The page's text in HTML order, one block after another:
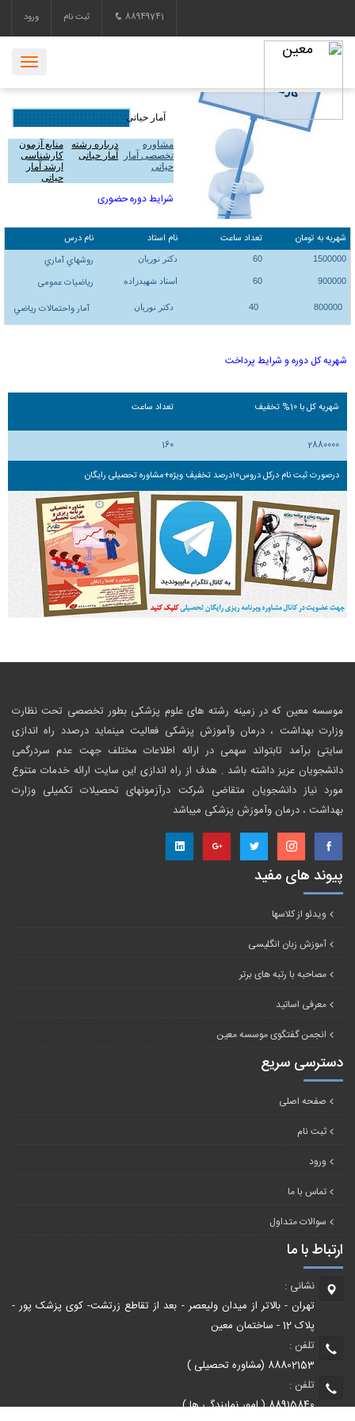
ورود ثبت نام 88949741
آمار حیاتی
مشاوره
تخصصی آمار
حیاتی
درباره رشته
آمار حیاتی
منابع آزمون
کارشناسی
ارشد آمار
حیاتی
شرایط دوره حضوری
شهریه به تومان تعداد ساعت نام استاد نام درس
1500000
60 دکتر نوریان روشهاي آماري
900000
60 استاد شهیدزاده ریاضیات عمومی
800000
40 دکتر نوریان آمار واحتمالات رياضي
شهریه کل دوره و شرایط پرداخت
شهریه کل با 10% تخفیف تعداد ساعت
2880000
160
درصورت ثبت نام درکل دروس10درصد تخفیف ویژه+مشاوره تحصیلی رایگان
موسسه معین که در زمینه رشته های علوم پزشکی بطور تخصصی تحت نظارت
وزارت بهداشت ، درمان وآموزش پزشکی فعالیت مینماید درصدد راه اندازی
سایتی برآمد تابتواند سهمی در ارائه اطلاعات مختلف جهت عدم سردرگمی
دانشجویان عزیز داشته باشد . هدف از راه اندازی این سایت ارائه خدمات متنوع
مورد نیاز دانشجویان متقاضی شرکت درآزمونهای تحصیلات تکمیلی وزارت
بهداشت ، درمان وآموزش پزشکی میباشد
پیوند های مفید
ویدئو از کلاسها
آموزش زبان انگلیسی
مصاحبه با رتبه های برتر
معرفی اساتید
انجمن گفتگوی موسسه معین
دسترسی سریع
صفحه اصلی
ثبت نام
ورود
تماس با ما
سوالات متداول
ارتباط با ما
نشانی :
تهران - بالاتر از میدان ولیعصر - بعد از تقاطع زرتشت- کوی پزشک پور -
پلاک 12 - ساختمان معین
تلفن :
88802153 (مشاوره تحصیلی )
تلفن :
88915840 ( امور نمایندگی ها )